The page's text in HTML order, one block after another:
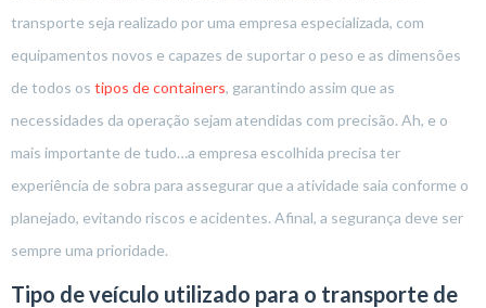
transporte seja realizado por uma empresa especializada, com
equipamentos novos e capazes de suportar o peso e as dimensões
de todos os tipos de containers, garantindo assim que as
necessidades da operação sejam atendidas com precisão. Ah, e o
mais importante de tudo…a empresa escolhida precisa ter
experiência de sobra para assegurar que a atividade saia conforme o
planejado, evitando riscos e acidentes. Afinal, a segurança deve ser
sempre uma prioridade.
Tipo de veículo utilizado para o transporte de